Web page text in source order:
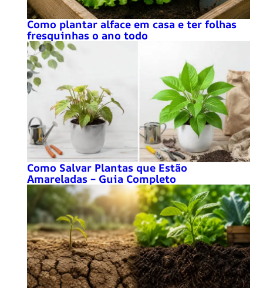
Como plantar alface em casa e ter folhas
fresquinhas o ano todo
Como Salvar Plantas que Estão
Amareladas – Guia Completo